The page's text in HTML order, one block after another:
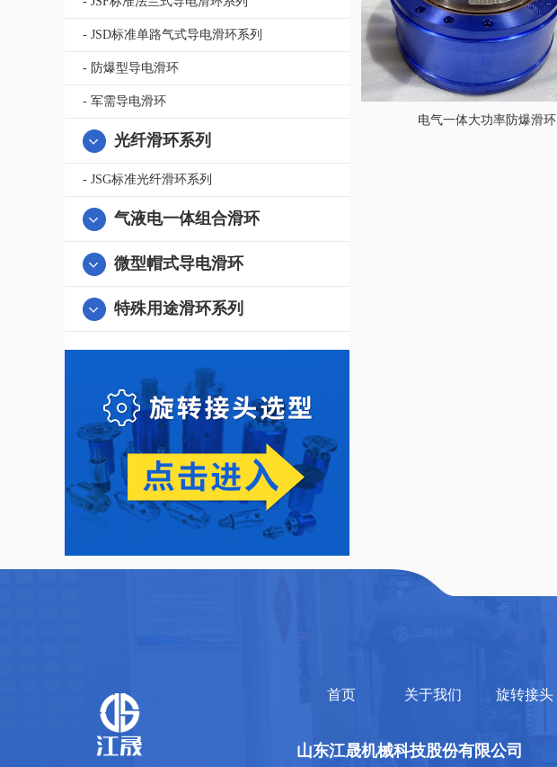
- JSD标准单路气式导电滑环系列
- 防爆型导电滑环
- 军需导电滑环
光纤滑环系列
- JSG标准光纤滑环系列
气液电一体组合滑环
微型帽式导电滑环
特殊用途滑环系列
电气一体大功率防爆滑环
首页 关于我们 旋转接头
山东江晟机械科技股份有限公司